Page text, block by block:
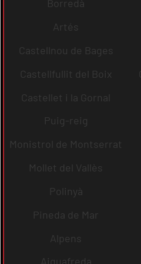
Borredà
Artés
Castellnou de Bages
Castellfullit del Boix
Castellet i la Gornal
Puig-reig
Monistrol de Montserrat
Mollet del Vallès
Polinyà
Pineda de Mar
Alpens
Aiguafreda